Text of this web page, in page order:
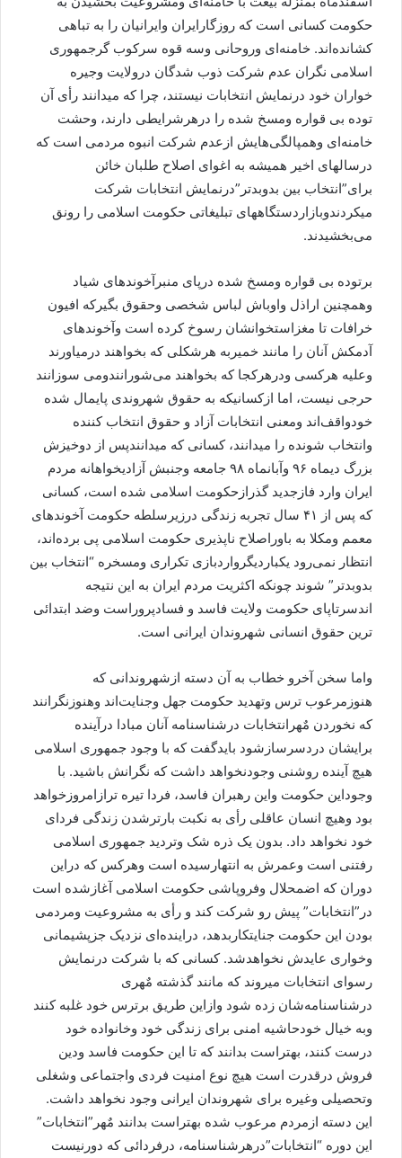
حکومت کسانی است که روزگارایران وایرانیان را به تباهی
کشانده‌اند. خامنه‌ای وروحانی وسه قوه سرکوب گرجمهوری
اسلامی نگران عدم شرکت ذوب شدگان درولایت وجیره
خواران خود درنمایش انتخابات نیستند، چرا که میدانند رأی آن
توده بی قواره ومسخ شده را درهرشرایطی دارند، وحشت
خامنه‌ای وهمپالگی‌هایش ازعدم شرکت انبوه مردمی است که
درسالهای اخیر همیشه به اغوای اصلاح طلبان خائن
برای”انتخاب بین بدوبدتر”درنمایش انتخابات شرکت
میکردندوبازاردستگاههای تبلیغاتی حکومت اسلامی را رونق
می‌بخشیدند.
برتوده بی قواره ومسخ شده درپای منبرآخوندهای شیاد
وهمچنین اراذل واوباش لباس شخصی وحقوق بگیرکه افیون
خرافات تا مغزاستخوانشان رسوخ کرده است وآخوندهای
آدمکش آنان را مانند خمیربه هرشکلی که بخواهند درمیاورند
وعلیه هرکسی ودرهرکجا که بخواهند می‌شورانندومی سوزانند
حرجی نیست، اما ازکسانیکه به حقوق شهروندی پایمال شده
خودواقف‌اند ومعنی انتخابات آزاد و حقوق انتخاب کننده
وانتخاب شونده را میدانند، کسانی که میدانندپس از دوخیزش
بزرگ دیماه ۹۶ وآبانماه ۹۸ جامعه وجنبش آزادیخواهانه مردم
ایران وارد فازجدید گذرازحکومت اسلامی شده است، کسانی
که پس از ۴۱ سال تجربه زندگی درزیرسلطه حکومت آخوندهای
معمم ومکلا به باوراصلاح ناپذیری حکومت اسلامی پی برده‌اند،
انتظار نمی‌رود یکباردیگرواردبازی تکراری ومسخره “انتخاب بین
بدوبدتر” شوند چونکه اکثریت مردم ایران به این نتیجه
اندسرتاپای حکومت ولایت فاسد و فسادپروراست وضد ابتدائی
ترین حقوق انسانی شهروندان ایرانی است.
واما سخن آخرو خطاب به آن دسته ازشهروندانی که
هنوزمرعوب ترس وتهدید حکومت جهل وجنایت‌اند وهنوزنگرانند
که نخوردن مٌهرانتخابات درشناسنامه آنان مبادا درآینده
برایشان دردسرسازشود بایدگفت که با وجود جمهوری اسلامی
هیچ آینده روشنی وجودنخواهد داشت که نگرانش باشید. با
وجوداین حکومت واین رهبران فاسد، فردا تیره ترازامروزخواهد
بود وهیچ انسان عاقلی رأی به نکبت بارترشدن زندگی فردای
خود نخواهد داد. بدون یک ذره شک وتردید جمهوری اسلامی
رفتنی است وعمرش به انتهارسیده است وهرکس که دراین
دوران که اضمحلال وفروپاشی حکومت اسلامی آغازشده است
در”انتخابات” پیش رو شرکت کند و رأی به مشروعیت ومردمی
بودن این حکومت جنایتکاربدهد، دراینده‌ای نزدیک جزپشیمانی
وخواری عایدش نخواهدشد. کسانی که با شرکت درنمایش
رسوای انتخابات میروند که مانند گذشته مٌهری
درشناسنامه‌شان زده شود وازاین طریق برترس خود غلبه کنند
وبه خیال خودحاشیه امنی برای زندگی خود وخانواده خود
درست کنند، بهتراست بدانند که تا این حکومت فاسد ودین
فروش درقدرت است هیچ نوع امنیت فردی واجتماعی وشغلی
وتحصیلی وغیره برای شهروندان ایرانی وجود نخواهد داشت.
این دسته ازمردم مرعوب شده بهتراست بدانند مٌهر”انتخابات”
این دوره “انتخابات”درهرشناسنامه، درفردائی که دورنیست